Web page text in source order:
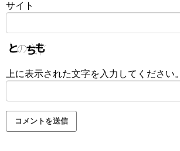
サイト
上に表示された文字を入力してください。